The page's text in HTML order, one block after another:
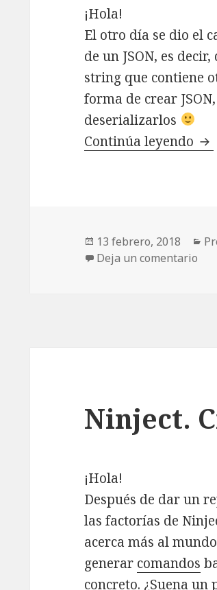
¡Hola!
El otro día se dio el
de un JSON, es
string que contiene
forma de crear
deserializarlos
Continúa leyendo
Publicado
el
13 febrero, 2018
Deja un comentario
Ninject.
¡Hola!
Después de dar un
las factorías de
acerca más al
generar comandos
concreto. ¿Suena un